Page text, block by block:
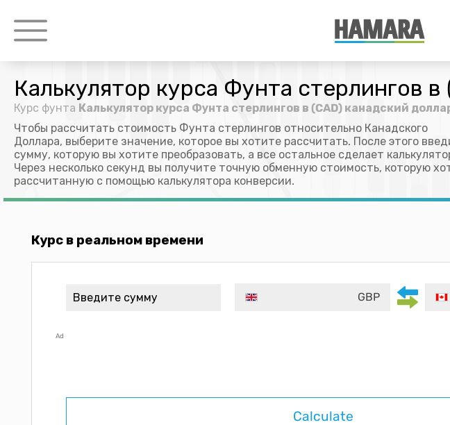
Калькулятор курса Фунта стерлингов
Курс фунта Калькулятор курса Фунта стерлингов в (CAD) канадский
Чтобы рассчитать стоимость Фунта стерлингов относительно Канадского
Доллара, выберите значение, которое вы хотите рассчитать. После этого
сумму, которую вы хотите преобразовать, а все остальное сделает
Через несколько секунд вы получите точную обменную стоимость, которую
рассчитанную с помощью калькулятора конверсии.
Курс в реальном времени
GBP
Ad
Calculate